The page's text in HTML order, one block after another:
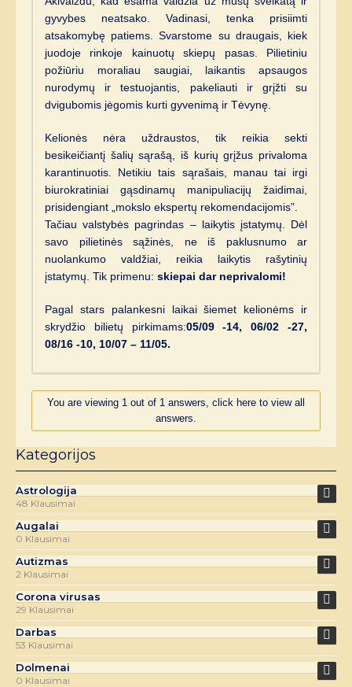
gyvybes neatsako. Vadinasi, tenka prisiimti
atsakomybę patiems. Svarstome su draugais, kiek
juodoje rinkoje kainuotų skiepų pasas. Pilietiniu
požiūriu moraliau saugiai, laikantis apsaugos
nurodymų ir testuojantis, pakeliauti ir grįžti su
dvigubomis jėgomis kurti gyvenimą ir Tėvynę.
Kelionės nėra uždraustos, tik reikia sekti
besikeičiantį šalių sąrašą, iš kurių grįžus privaloma
karantinuotis. Netikiu tais sąrašais, manau tai irgi
biurokratiniai gąsdinamų manipuliacijų žaidimai,
prisidengiant „mokslo ekspertų rekomendacijomis”.
Tačiau valstybės pagrindas – laikytis įstatymų. Dėl
savo pilietinės sąžinės, ne iš paklusnumo ar
nuolankumo valdžiai, reikia laikytis rašytinių
įstatymų. Tik primenu: skiepai dar neprivalomi!
Pagal stars palankesni laikai šiemet kelionėms ir
skrydžio bilietų pirkimams:05/09 -14, 06/02 -27,
08/16 -10, 10/07 – 11/05.
You are viewing 1 out of 1 answers, click here to view all
answers.
Kategorijos
Astrologija
48 Klausimai
Augalai
0 Klausimai
Autizmas
2 Klausimai
Corona virusas
29 Klausimai
Darbas
53 Klausimai
Dolmenai
0 Klausimai